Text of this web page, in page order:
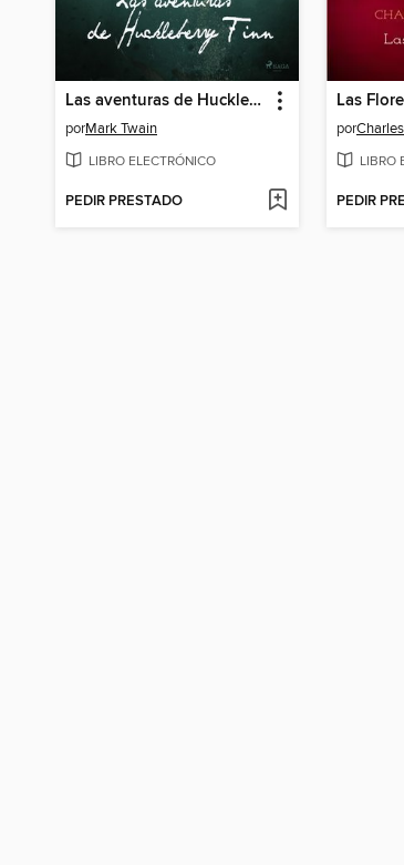
Las aventuras de Huckleberry Finn
porMark Twain
LIBRO ELECTRÓNICO
PEDIR PRESTADO
Las
por
LIBRO
PEDIR